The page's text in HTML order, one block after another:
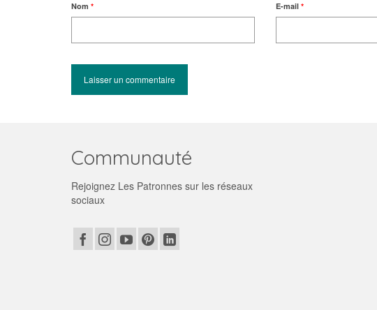
Nom * E-mail *
Communauté
Rejoignez Les Patronnes sur les réseaux
sociaux